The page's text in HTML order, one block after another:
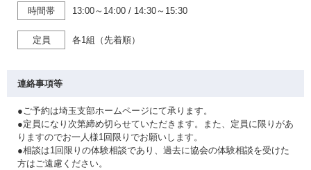
時間帯 13:00～14:00 / 14:30～15:30
定員 各1組（先着順）
連絡事項等
●ご予約は埼玉支部ホームページにて承ります。
●定員になり次第締め切らせていただきます。また、定員に限りがあ
りますのでお一人様1回限りでお願いします。
●相談は1回限りの体験相談であり、過去に協会の体験相談を受けた
方はご遠慮ください。